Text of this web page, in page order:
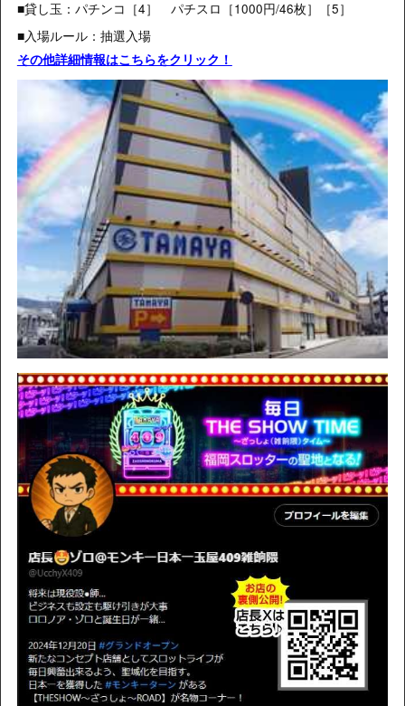
■貸し玉：パチンコ［4］ パチスロ ［1000円/46枚］［5］
■入場ルール：抽選入場
その他詳細情報はこちらをクリック！